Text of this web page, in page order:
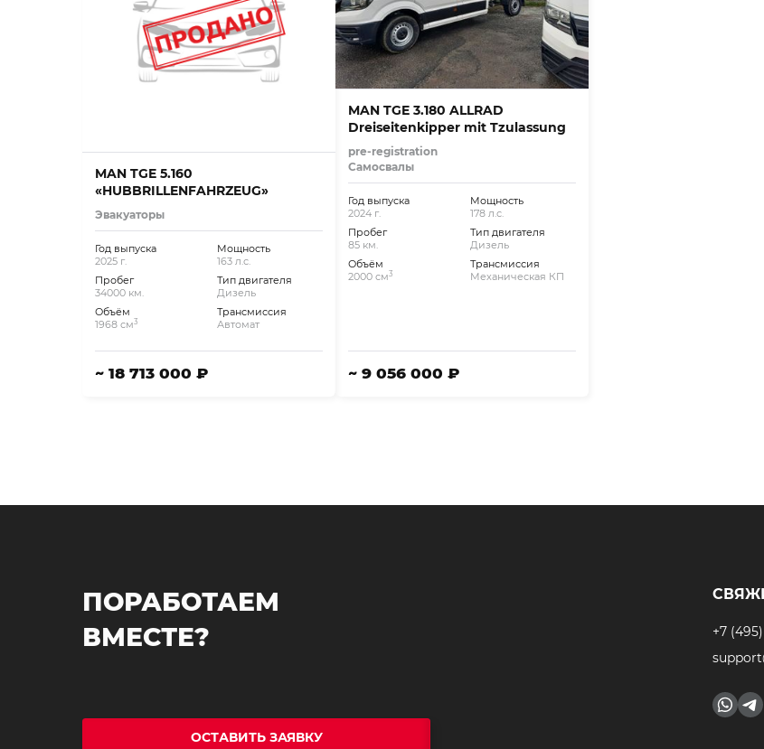
MAN TGE 5.160
«HUBBRILLENFAHRZEUG»
Эвакуаторы
Год выпуска
2025 г.
Пробег
34000 км.
Объём
1968 см3
Мощность
163 л.с.
Тип двигателя
Дизель
Трансмиссия
Автомат
~ 18 713 000 ₽
MAN TGE 3.180 ALLRAD
Dreiseitenkipper mit Tzulassung
pre-registration
Самосвалы
Год выпуска
2024 г.
Пробег
85 км.
Объём
2000 см3
Мощность
178 л.с.
Тип двигателя
Дизель
Трансмиссия
Механическая КП
~ 9 056 000 ₽
ПОРАБОТАЕМ
ВМЕСТЕ?
ОСТАВИТЬ ЗАЯВКУ
+7